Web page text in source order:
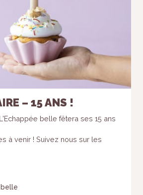
– 15 ANS !
belle fêtera ses 15 ans
à venir ! Suivez nous sur les
belle
votre
comportement
lorsque vous
visitez notre
site, vous
augmentez
les chances
de voir du
contenu et
personnalisés.